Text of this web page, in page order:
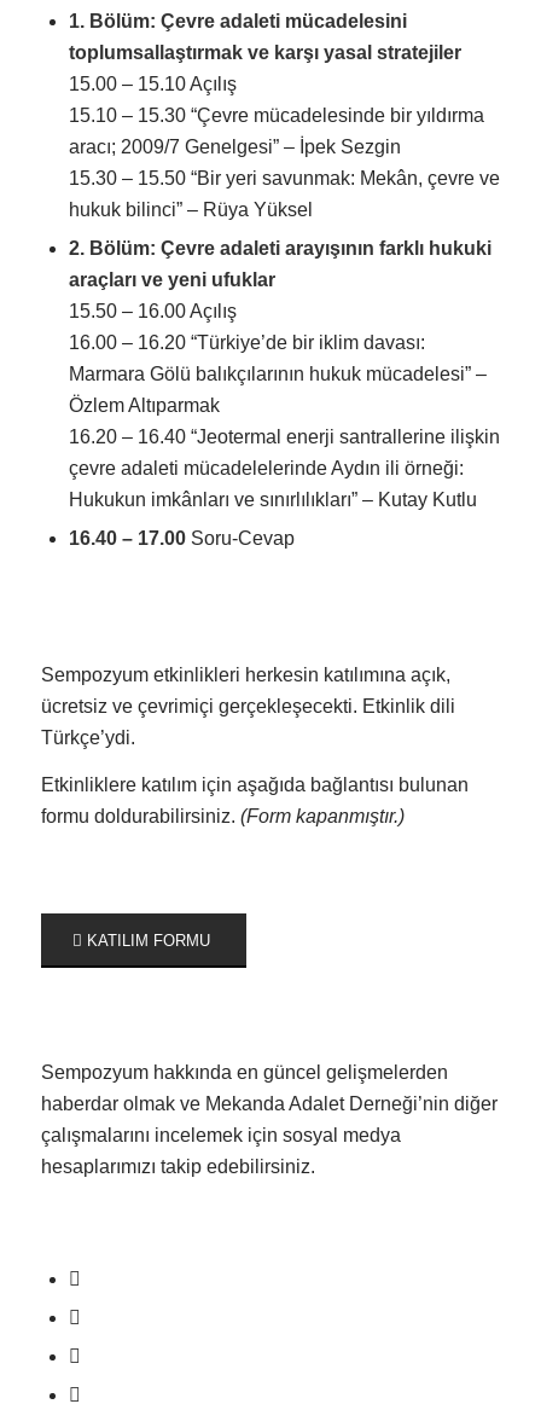
1. Bölüm: Çevre adaleti mücadelesini
toplumsallaştırmak ve karşı yasal stratejiler
15.00 – 15.10 Açılış
15.10 – 15.30 “Çevre mücadelesinde bir yıldırma
aracı; 2009/7 Genelgesi” – İpek Sezgin
15.30 – 15.50 “Bir yeri savunmak: Mekân, çevre ve
hukuk bilinci” – Rüya Yüksel
2. Bölüm: Çevre adaleti arayışının farklı hukuki
araçları ve yeni ufuklar
15.50 – 16.00 Açılış
16.00 – 16.20 “Türkiye’de bir iklim davası:
Marmara Gölü balıkçılarının hukuk mücadelesi” –
Özlem Altıparmak
16.20 – 16.40 “Jeotermal enerji santrallerine ilişkin
çevre adaleti mücadelelerinde Aydın ili örneği:
Hukukun imkânları ve sınırlılıkları” – Kutay Kutlu
16.40 – 17.00 Soru-Cevap
Sempozyum etkinlikleri herkesin katılımına açık,
ücretsiz ve çevrimiçi gerçekleşecekti. Etkinlik dili
Türkçe’ydi.
Etkinliklere katılım için aşağıda bağlantısı bulunan
formu doldurabilirsiniz. (Form kapanmıştır.)
KATILIM FORMU
Sempozyum hakkında en güncel gelişmelerden
haberdar olmak ve Mekanda Adalet Derneği’nin diğer
çalışmalarını incelemek için sosyal medya
hesaplarımızı takip edebilirsiniz.